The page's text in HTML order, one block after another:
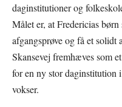
daginstitutioner og
Målet er, at Fredericias
afgangsprøve og få et
Skansevej fremhæves som
for en ny stor daginstitution
vokser.